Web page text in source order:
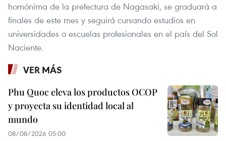
homónima de la prefectura de Nagasaki, se graduará a
finales de este mes y seguirá cursando estudios en
universidades o escuelas profesionales en el país del Sol
Naciente.
VER MÁS
Phu Quoc eleva los productos OCOP
y proyecta su identidad local al
mundo
08/08/2026 05:00